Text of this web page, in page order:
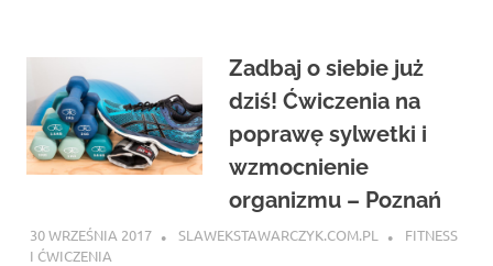
Zadbaj o siebie już
dziś! Ćwiczenia na
poprawę sylwetki i
wzmocnienie
organizmu – Poznań
30 WRZEŚNIA 2017 SLAWEKSTAWARCZYK.COM.PL
FITNESS
I ĆWICZENIA